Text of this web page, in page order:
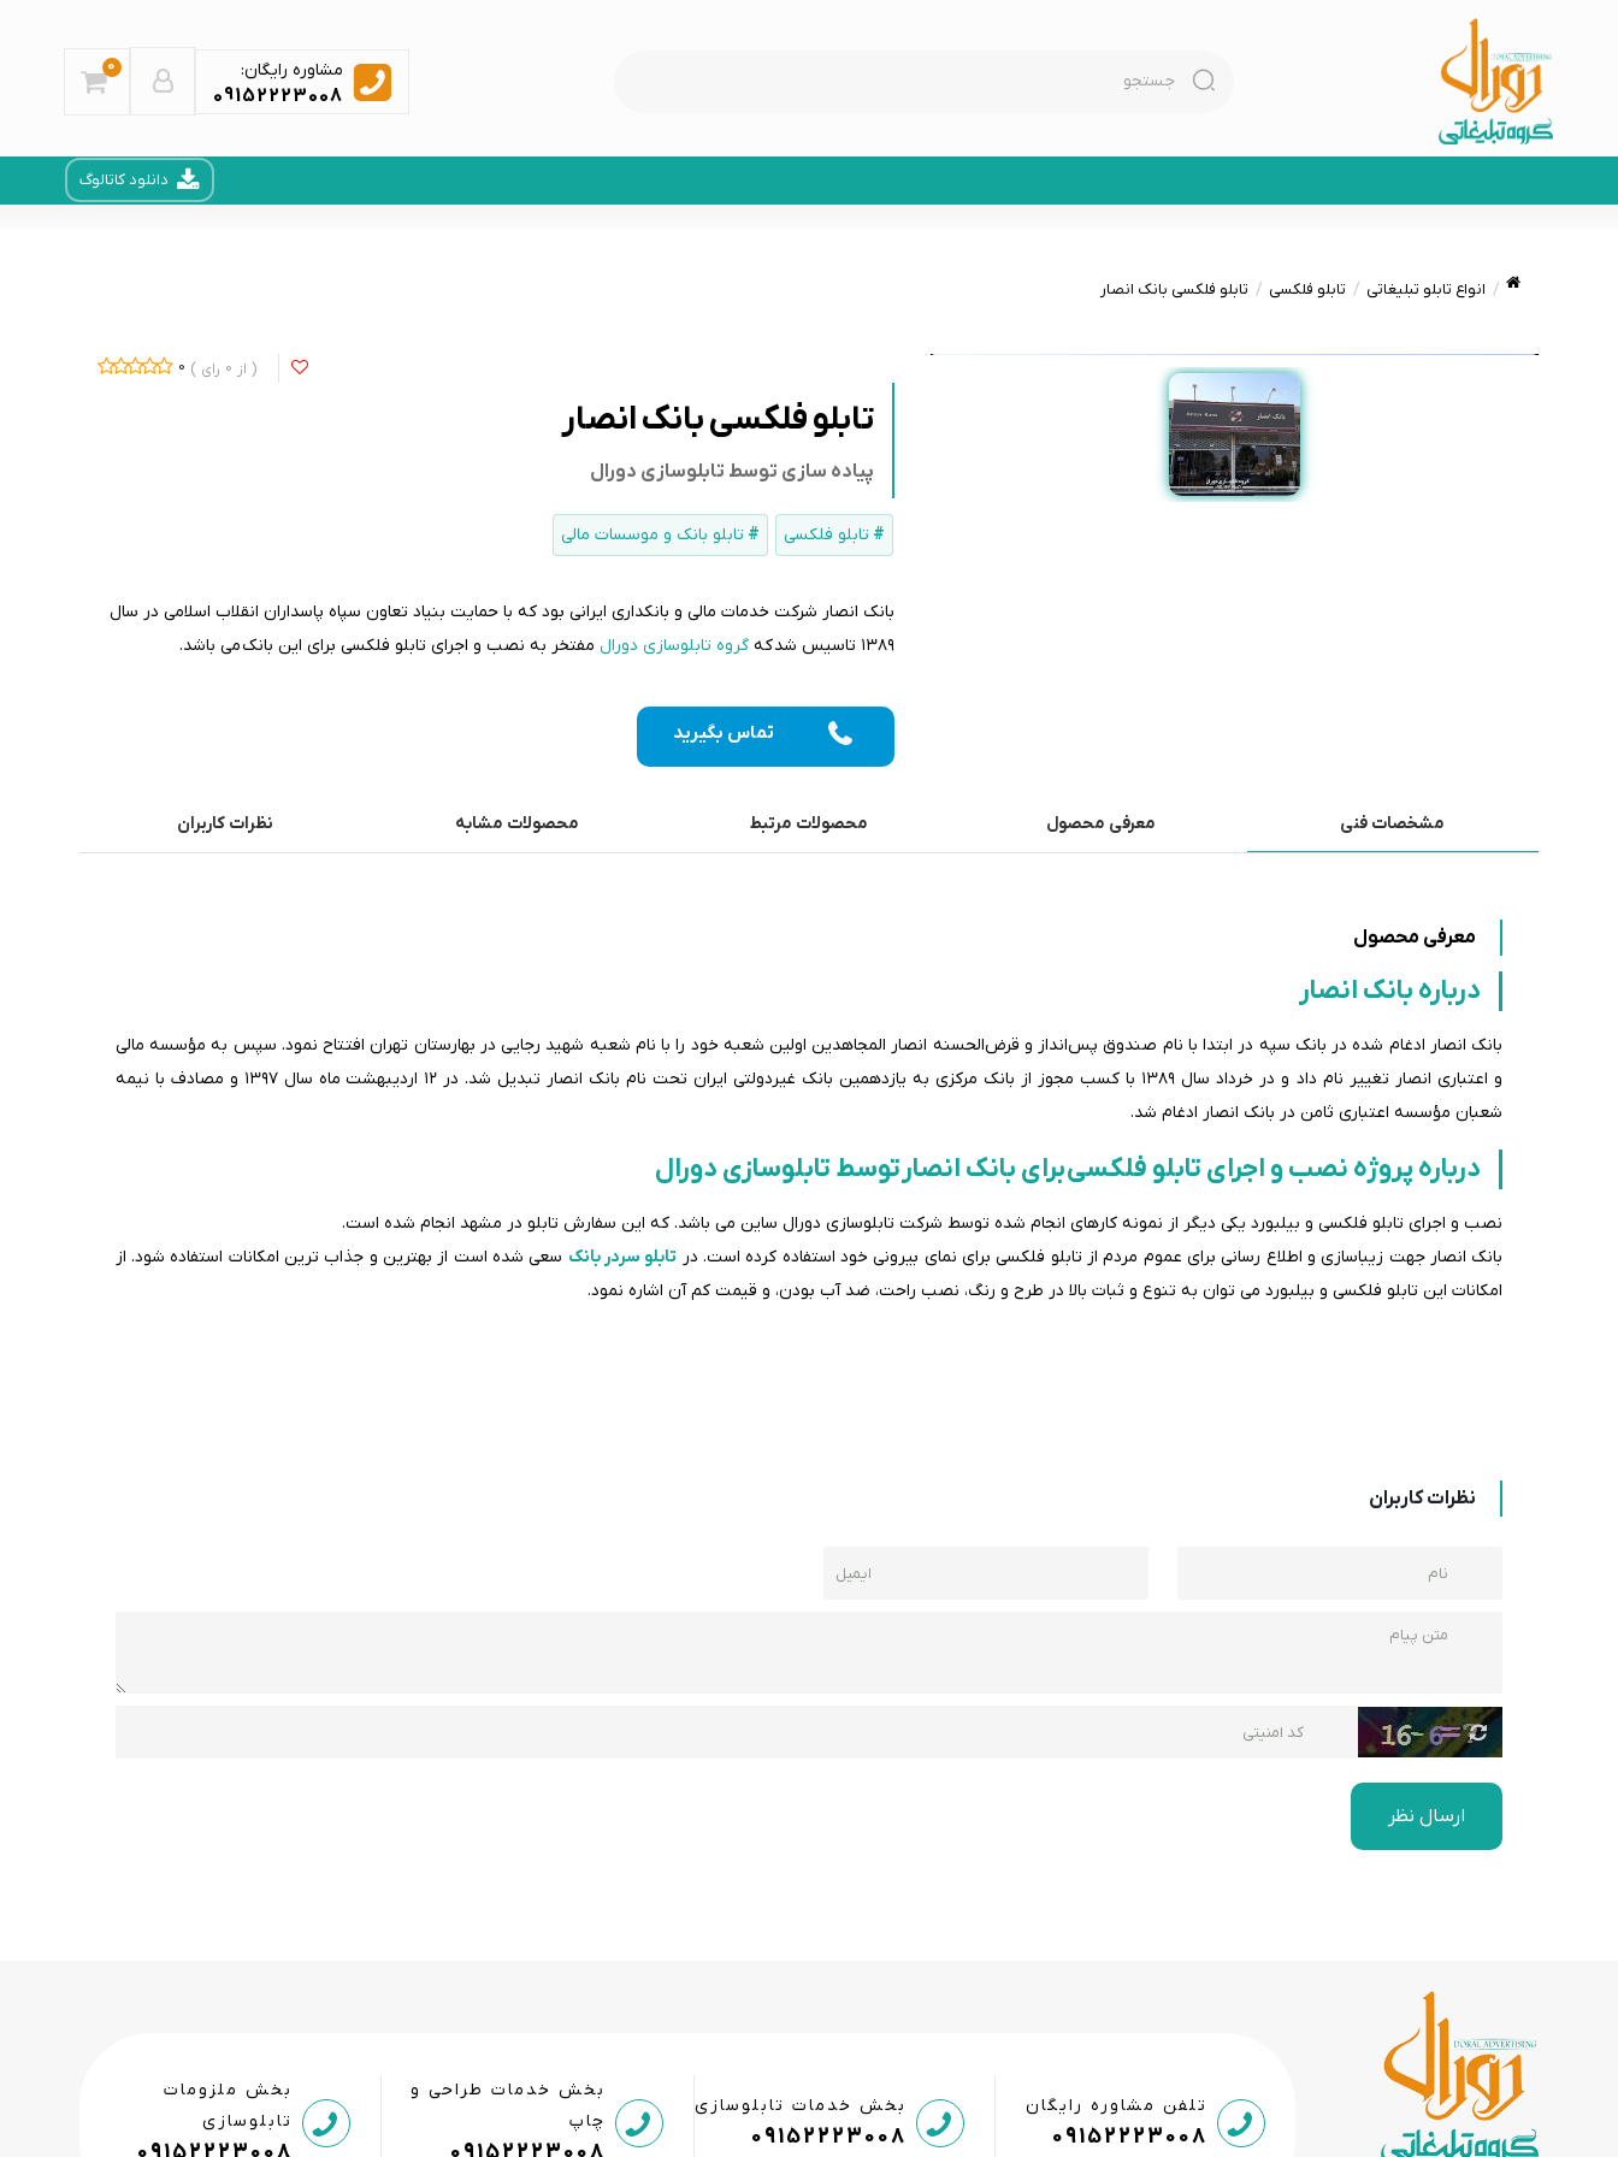
مشاوره رایگان:
09152223008
0
دانلود کاتالوگ
انواع تابلو تبلیغاتی تابلو فلکسی تابلو فلکسی بانک انصار
0 0
تابلو فلکسی بانک انصار
پیاده سازی توسط تابلوسازی دورال
تابلو فلکسی تابلو بانک و موسسات مالی
بانک انصار شرکت خدمات مالی و بانکداری ایرانی بود که با حمایت بنیاد تعاون سپاه پاسداران انقلاب اسلامی در سال
۱۳۸۹ تاسیس شد که
گروه تابلوسازی دورال مفتخر به نصب و اجرای تابلو فلکسی برای این بانک می باشد.
تماس بگیرید
مشخصات فنی معرفی محصول محصولات مرتبط محصولات مشابه نظرات کاربران
معرفی محصول
درباره بانک انصار
بانک انصار ادغام شده در بانک سپه در ابتدا با نام صندوق پس‌انداز و قرض‌الحسنه انصار المجاهدین اولین شعبه خود را با نام شعبه شهید رجایی در بهارستان تهران افتتاح نمود. سپس به مؤسسه مالی
و اعتباری انصار تغییر نام داد و در خرداد سال ۱۳۸۹ با کسب مجوز از بانک مرکزی به یازدهمین بانک غیردولتی ایران تحت نام بانک انصار تبدیل شد. در ۱۲ اردیبهشت ماه سال ۱۳۹۷ و مصادف با نیمه
شعبان مؤسسه اعتباری ثامن در بانک انصار ادغام شد.
درباره پروژه نصب و اجرای تابلو فلکسی برای بانک انصار توسط تابلوسازی دورال
نصب و اجرای تابلو فلکسی و بیلبورد یکی دیگر از نمونه کارهای انجام شده توسط شرکت تابلوسازی دورال ساین می باشد. که این سفارش تابلو در مشهد انجام شده است.
بانک انصار جهت زیباسازی و اطلاع رسانی برای عموم مردم از تابلو فلکسی برای نمای بیرونی خود استفاده کرده است. در تابلو سردر بانک سعی شده است از بهترین و جذاب ترین امکانات استفاده شود. از
امکانات این تابلو فلکسی و بیلبورد می توان به تنوع و ثبات بالا در طرح و رنگ، نصب راحت، ضد آب بودن، و قیمت کم آن اشاره نمود.
نظرات کاربران
ارسال نظر
تلفن مشاوره رایگان
09152223008
بخش خدمات تابلوسازی
09152223008
بخش خدمات طراحی و
چاپ
بخش ملزومات
تابلوسازی